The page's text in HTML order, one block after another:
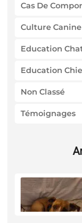
Cas De
Culture Canine
Education
Education
Non Classé
Témoignages